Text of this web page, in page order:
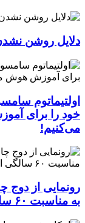
دلایل روشن
اولتیماتوم
خود را برای
می‌کنیم!
به مناسبت ۶۰ سالگی این عضله‌ساز آمریکایی